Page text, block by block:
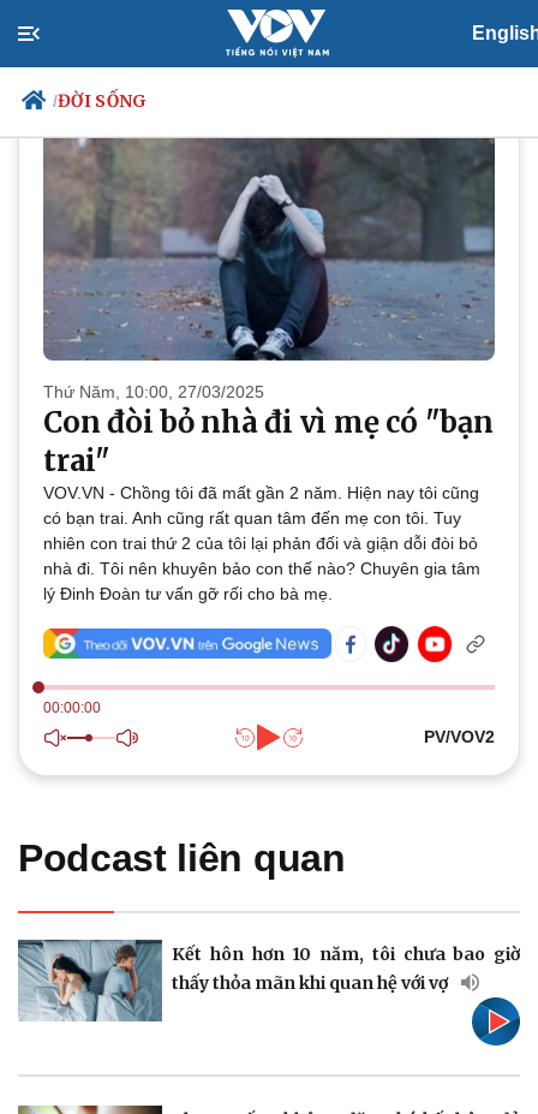
/ĐỜI SỐNG
Chính trị
Đảng
Tổ chức nhân sự
Quốc hội
Nhận diện sự thật
Xã hội
Tin 24h
Dự báo thời tiết
Giáo dục
Dấu ấn VOV
Việc làm
Thế giới
Quan sát
Cuộc sống đó đây
Multimedia
Video
Ảnh
Infographic
Khởi nghiệp
Tiêu dùng
Tỷ giá
Pháp luật
Vụ án
Quân sự - Quốc phòng
ĐỜI SỐNG
Thứ Năm, 10:00, 27/03/2025
Con đòi bỏ nhà đi vì mẹ có "bạn
trai"
VOV.VN - Chồng tôi đã mất gần 2 năm. Hiện nay tôi cũng
có bạn trai. Anh cũng rất quan tâm đến mẹ con tôi. Tuy
nhiên con trai thứ 2 của tôi lại phản đối và giận dỗi đòi bỏ
nhà đi. Tôi nên khuyên bảo con thế nào? Chuyên gia tâm
lý Đinh Đoàn tư vấn gỡ rối cho bà mẹ.
00:00:00
PV/VOV2
Podcast liên quan
Kết hôn hơn 10 năm, tôi chưa bao giờ
thấy thỏa mãn khi quan hệ với vợ